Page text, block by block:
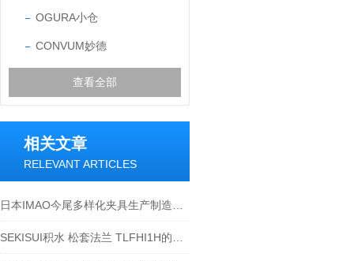
OGURA小仓
CONVUM妙德
查看全部
相关文章
RELEVANT ARTICLES